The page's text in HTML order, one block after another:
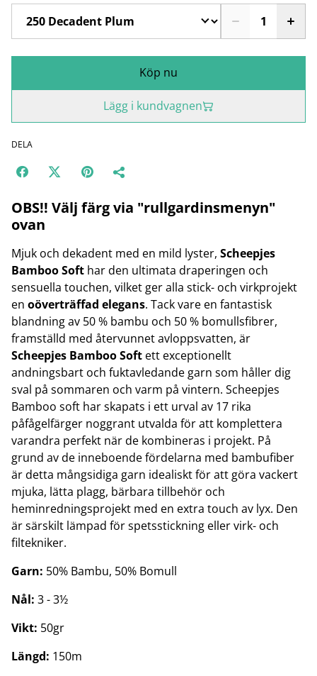
Köp nu
Lägg i kundvagnen
DELA
OBS!! Välj färg via "rullgardinsmenyn"
ovan
Mjuk och dekadent med en mild lyster, Scheepjes
Bamboo Soft har den ultimata draperingen och
sensuella touchen, vilket ger alla stick- och virkprojekt
en oöverträffad elegans. Tack vare en fantastisk
blandning av 50 % bambu och 50 % bomullsfibrer,
framställd med återvunnet avloppsvatten, är
Scheepjes Bamboo Soft ett exceptionellt
andningsbart och fuktavledande garn som håller dig
sval på sommaren och varm på vintern. Scheepjes
Bamboo soft har skapats i ett urval av 17 rika
påfågelfärger noggrant utvalda för att komplettera
varandra perfekt när de kombineras i projekt. På
grund av de inneboende fördelarna med bambufiber
är detta mångsidiga garn idealiskt för att göra vackert
mjuka, lätta plagg, bärbara tillbehör och
heminredningsprojekt med en extra touch av lyx. Den
är särskilt lämpad för spetsstickning eller virk- och
filtekniker.
Garn: 50% Bambu, 50% Bomull
Nål: 3 - 3½
Vikt: 50gr
Längd: 150m